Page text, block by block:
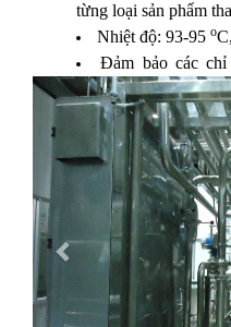
từng loại sản phẩm
Nhiệt độ: 93-95 o
Đảm bảo các
phẩm
Công suất: có thể
Điện áp sử dụng:
Hệ thống sử
lạnh).
Ứng dụng:
Chế biến thực
tươi thanh trùng,
trái cây, tương ớt...
Previous